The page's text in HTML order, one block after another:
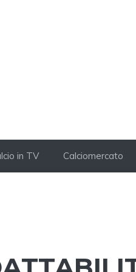
in TV Calciomercato